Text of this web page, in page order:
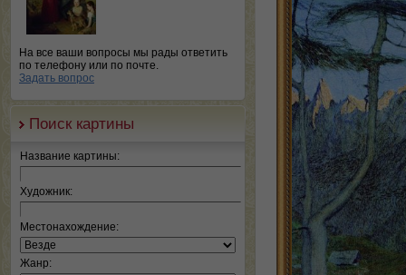
На все ваши вопросы мы рады ответить
по телефону или по почте.
Задать вопрос
Поиск картины
Название картины:
Художник:
Местонахождение:
Жанр: